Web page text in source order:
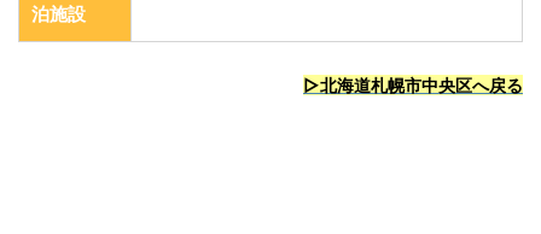
泊施設
▷北海道札幌市中央区へ戻る